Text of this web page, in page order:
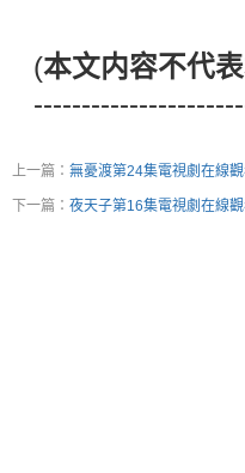
(本文内容不代
上一篇： 無憂渡第24集電視劇在線
下一篇： 夜天子第16集電視劇在線